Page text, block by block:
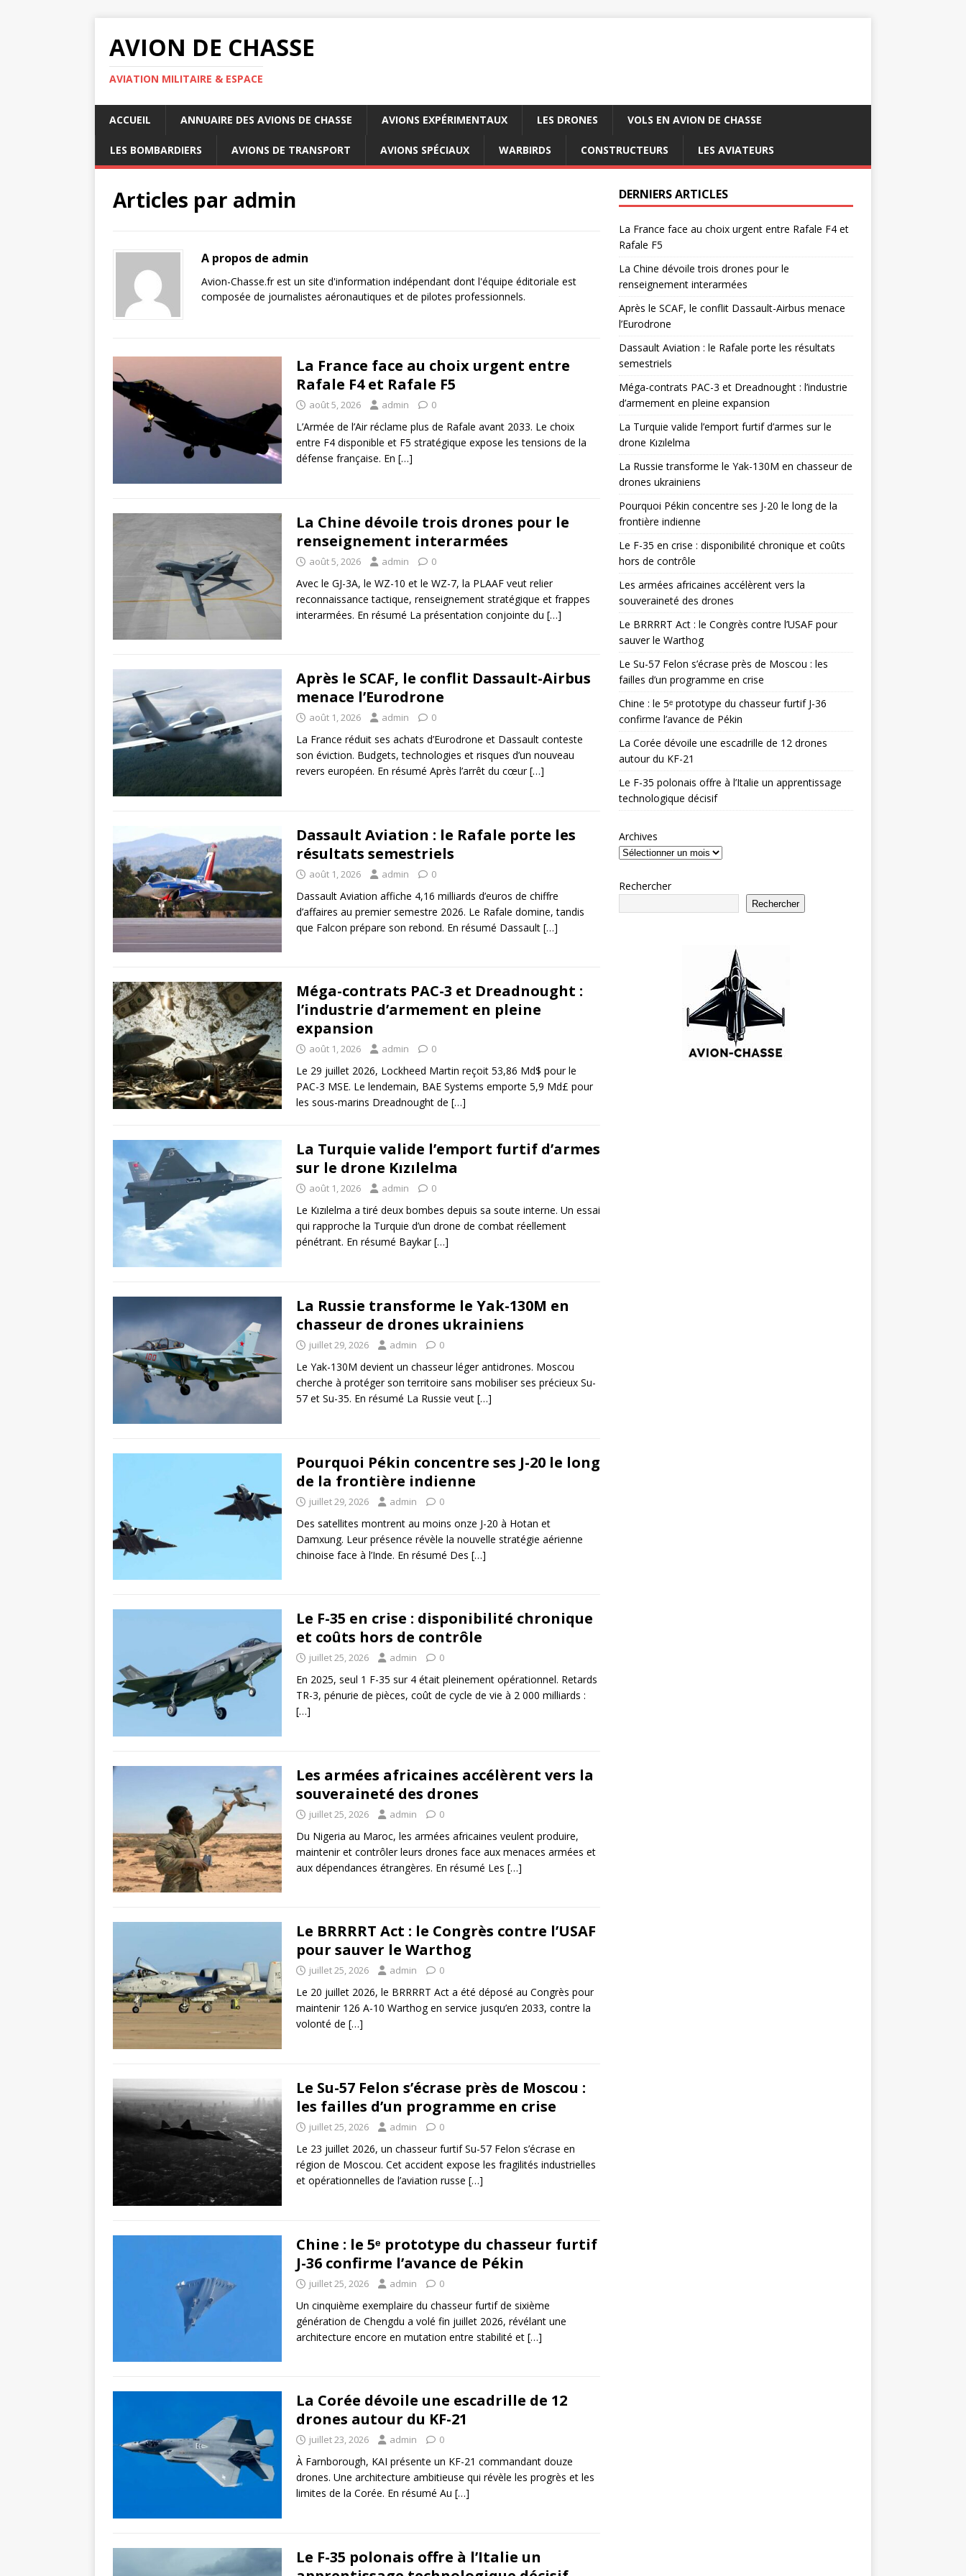
AVION DE CHASSE
AVIATION MILITAIRE & ESPACE
ACCUEIL ANNUAIRE DES AVIONS DE CHASSE AVIONS EXPÉRIMENTAUX LES DRONES VOLS EN AVION DE CHASSE
LES BOMBARDIERS AVIONS DE TRANSPORT AVIONS SPÉCIAUX WARBIRDS CONSTRUCTEURS LES AVIATEURS
Articles par admin
A propos de admin
Avion-Chasse.fr est un site d'information indépendant dont l'équipe éditoriale est
composée de journalistes aéronautiques et de pilotes professionnels.
La France face au choix urgent entre
Rafale F4 et Rafale F5
août 5, 2026 admin 0
L’Armée de l’Air réclame plus de Rafale avant 2033. Le choix
entre F4 disponible et F5 stratégique expose les tensions de la
défense française. En […]
La Chine dévoile trois drones pour le
renseignement interarmées
août 5, 2026 admin 0
Avec le GJ-3A, le WZ-10 et le WZ-7, la PLAAF veut relier
reconnaissance tactique, renseignement stratégique et frappes
interarmées. En résumé La présentation conjointe du […]
Après le SCAF, le conflit Dassault-Airbus
menace l’Eurodrone
août 1, 2026 admin 0
La France réduit ses achats d’Eurodrone et Dassault conteste
son éviction. Budgets, technologies et risques d’un nouveau
revers européen. En résumé Après l’arrêt du cœur[…]
Dassault Aviation : le Rafale porte les
résultats semestriels
août 1, 2026 admin 0
Dassault Aviation affiche 4,16 milliards d’euros de chiffre
d’affaires au premier semestre 2026. Le Rafale domine, tandis
que Falcon prépare son rebond. En résumé Dassault […]
Méga-contrats PAC-3 et Dreadnought :
l’industrie d’armement en pleine
expansion
août 1, 2026 admin 0
Le 29 juillet 2026, Lockheed Martin reçoit 53,86 Md$ pour le
PAC-3 MSE. Le lendemain, BAE Systems emporte 5,9 Md£ pour
les sous-marins Dreadnought de […]
La Turquie valide l’emport furtif d’armes
sur le drone Kızılelma
août 1, 2026 admin 0
Le Kızılelma a tiré deux bombes depuis sa soute interne. Un essai
qui rapproche la Turquie d’un drone de combat réellement
pénétrant. En résumé Baykar[…]
La Russie transforme le Yak-130M en
chasseur de drones ukrainiens
juillet 29, 2026 admin 0
Le Yak-130M devient un chasseur léger antidrones. Moscou
cherche à protéger son territoire sans mobiliser ses précieux Su-
57 et Su-35. En résumé La Russie veut […]
Pourquoi Pékin concentre ses J-20 le long
de la frontière indienne
juillet 29, 2026 admin 0
Des satellites montrent au moins onze J-20 à Hotan et
Damxung. Leur présence révèle la nouvelle stratégie aérienne
chinoise face à l’Inde. En résumé Des […]
Le F-35 en crise : disponibilité chronique
et coûts hors de contrôle
juillet 25, 2026 admin 0
En 2025, seul 1 F-35 sur 4 était pleinement opérationnel. Retards
TR-3, pénurie de pièces, coût de cycle de vie à 2 000 milliards :
[…]
Les armées africaines accélèrent vers la
souveraineté des drones
juillet 25, 2026 admin 0
Du Nigeria au Maroc, les armées africaines veulent produire,
maintenir et contrôler leurs drones face aux menaces armées et
aux dépendances étrangères. En résumé Les […]
Le BRRRRT Act : le Congrès contre l’USAF
pour sauver le Warthog
juillet 25, 2026 admin 0
Le 20 juillet 2026, le BRRRRT Act a été déposé au Congrès pour
maintenir 126 A-10 Warthog en service jusqu’en 2033, contre la
volonté de […]
Le Su-57 Felon s’écrase près de Moscou :
les failles d’un programme en crise
juillet 25, 2026 admin 0
Le 23 juillet 2026, un chasseur furtif Su-57 Felon s’écrase en
région de Moscou. Cet accident expose les fragilités industrielles
et opérationnelles de l’aviation russe […]
Chine : le 5ᵉ prototype du chasseur furtif
J-36 confirme l’avance de Pékin
juillet 25, 2026 admin 0
Un cinquième exemplaire du chasseur furtif de sixième
génération de Chengdu a volé fin juillet 2026, révélant une
architecture encore en mutation entre stabilité et […]
La Corée dévoile une escadrille de 12
drones autour du KF-21
juillet 23, 2026 admin 0
À Farnborough, KAI présente un KF-21 commandant douze
drones. Une architecture ambitieuse qui révèle les progrès et les
limites de la Corée. En résumé Au […]
Le F-35 polonais offre à l’Italie un
DERNIERS ARTICLES
La France face au choix urgent entre Rafale F4 et
Rafale F5
La Chine dévoile trois drones pour le
renseignement interarmées
Après le SCAF, le conflit Dassault-Airbus menace
l’Eurodrone
Dassault Aviation : le Rafale porte les résultats
semestriels
Méga-contrats PAC-3 et Dreadnought : l’industrie
d’armement en pleine expansion
La Turquie valide l’emport furtif d’armes sur le
drone Kızılelma
La Russie transforme le Yak-130M en chasseur de
drones ukrainiens
Pourquoi Pékin concentre ses J-20 le long de la
frontière indienne
Le F-35 en crise : disponibilité chronique et coûts
hors de contrôle
Les armées africaines accélèrent vers la
souveraineté des drones
Le BRRRRT Act : le Congrès contre l’USAF pour
sauver le Warthog
Le Su-57 Felon s’écrase près de Moscou : les
failles d’un programme en crise
Chine : le 5ᵉ prototype du chasseur furtif J-36
confirme l’avance de Pékin
La Corée dévoile une escadrille de 12 drones
autour du KF-21
Le F-35 polonais offre à l’Italie un apprentissage
technologique décisif
Archives
Rechercher
Rechercher